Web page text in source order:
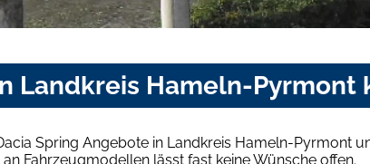
Landkreis Hameln-Pyrmont
Spring Angebote in Landkreis Hameln-Pyrmont
Fahrzeugmodellen lässt fast keine Wünsche offen.